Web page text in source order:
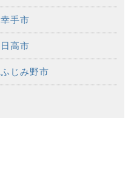
幸手市
日高市
ふじみ野市